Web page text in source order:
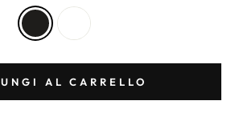
AL CARRELLO